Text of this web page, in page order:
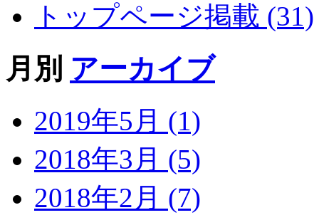
トップページ掲載 (31)
月別 アーカイブ
2019年5月 (1)
2018年3月 (5)
2018年2月 (7)